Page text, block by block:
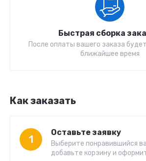
Быстрая сборка
После оплаты вашего заказа
ближайшее время
Как заказать
1
Оставьте заявку
Выберите понравившийся
добавьте корзину и